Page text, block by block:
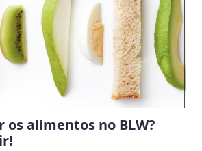
os alimentos no BLW?